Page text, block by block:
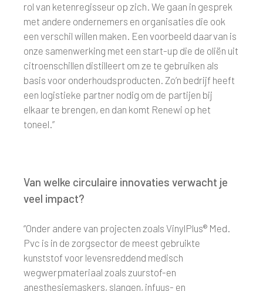
rol van ketenregisseur op zich. We gaan in gesprek
met andere ondernemers en organisaties die ook
een verschil willen maken. Een voorbeeld daarvan is
onze samenwerking met een start-up die de oliën uit
citroenschillen distilleert om ze te gebruiken als
basis voor onderhoudsproducten. Zo’n bedrijf heeft
een logistieke partner nodig om de partijen bij
elkaar te brengen, en dan komt Renewi op het
toneel.”
Van welke circulaire innovaties verwacht je
veel impact?
“Onder andere van projecten zoals VinylPlus® Med.
Pvc is in de zorgsector de meest gebruikte
kunststof voor levensreddend medisch
wegwerpmateriaal zoals zuurstof-en
anesthesiemaskers, slangen, infuus- en